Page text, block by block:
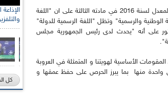
ينص الدستور المعدل لسنة 2016 في مادته الثالثة على ان "اللغة
الوطنية والرسمية" وتظل "اللغة الرسمية للدولة"
على أنه "يحدث لدى رئيس الجمهورية مجلس
الأساسية لهويتنا و المتمثلة في العروبة
واحدة منها بما يبرز الحرص على حفظ عمقها و
كل